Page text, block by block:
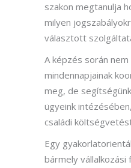
szakon megtanulja
milyen
választott
A képzés során
mindennapjainak
meg, de
ügyeink
családi
Egy
bármely